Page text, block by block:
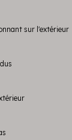
sur l'extérieur